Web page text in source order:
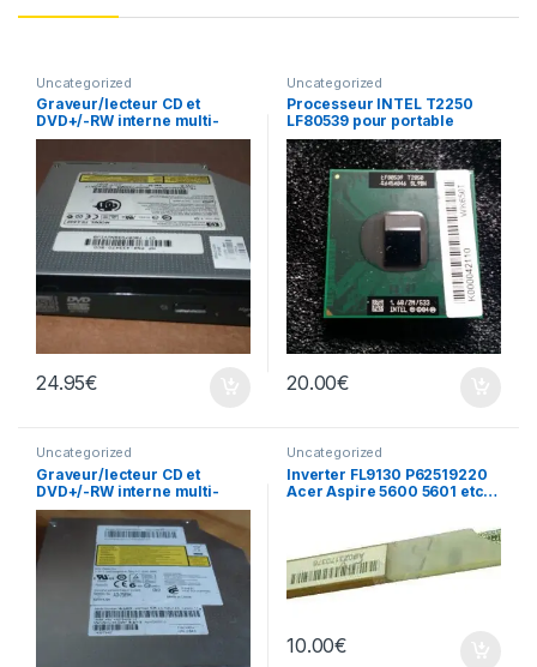
Uncategorized
Graveur/lecteur CD et
DVD+/-RW interne multi-
recorder portable TS-L632
24.95€
Uncategorized
Processeur INTEL T2250
LF80539 pour portable
20.00€
Uncategorized
Graveur/lecteur CD et
DVD+/-RW interne multi-
recorder portable AD-7585H
Uncategorized
Inverter FL9130 P62519220
Acer Aspire 5600 5601 etc…
10.00€